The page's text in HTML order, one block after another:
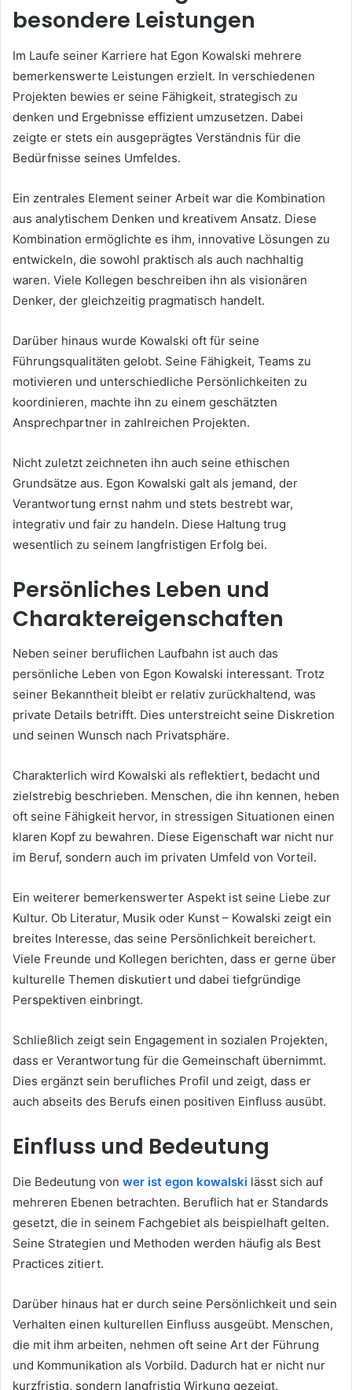
besondere Leistungen
Im Laufe seiner Karriere hat Egon Kowalski mehrere
bemerkenswerte Leistungen erzielt. In verschiedenen
Projekten bewies er seine Fähigkeit, strategisch zu
denken und Ergebnisse effizient umzusetzen. Dabei
zeigte er stets ein ausgeprägtes Verständnis für die
Bedürfnisse seines Umfeldes.
Ein zentrales Element seiner Arbeit war die Kombination
aus analytischem Denken und kreativem Ansatz. Diese
Kombination ermöglichte es ihm, innovative Lösungen zu
entwickeln, die sowohl praktisch als auch nachhaltig
waren. Viele Kollegen beschreiben ihn als visionären
Denker, der gleichzeitig pragmatisch handelt.
Darüber hinaus wurde Kowalski oft für seine
Führungsqualitäten gelobt. Seine Fähigkeit, Teams zu
motivieren und unterschiedliche Persönlichkeiten zu
koordinieren, machte ihn zu einem geschätzten
Ansprechpartner in zahlreichen Projekten.
Nicht zuletzt zeichneten ihn auch seine ethischen
Grundsätze aus. Egon Kowalski galt als jemand, der
Verantwortung ernst nahm und stets bestrebt war,
integrativ und fair zu handeln. Diese Haltung trug
wesentlich zu seinem langfristigen Erfolg bei.
Persönliches Leben und
Charaktereigenschaften
Neben seiner beruflichen Laufbahn ist auch das
persönliche Leben von Egon Kowalski interessant. Trotz
seiner Bekanntheit bleibt er relativ zurückhaltend, was
private Details betrifft. Dies unterstreicht seine Diskretion
und seinen Wunsch nach Privatsphäre.
Charakterlich wird Kowalski als reflektiert, bedacht und
zielstrebig beschrieben. Menschen, die ihn kennen, heben
oft seine Fähigkeit hervor, in stressigen Situationen einen
klaren Kopf zu bewahren. Diese Eigenschaft war nicht nur
im Beruf, sondern auch im privaten Umfeld von Vorteil.
Ein weiterer bemerkenswerter Aspekt ist seine Liebe zur
Kultur. Ob Literatur, Musik oder Kunst – Kowalski zeigt ein
breites Interesse, das seine Persönlichkeit bereichert.
Viele Freunde und Kollegen berichten, dass er gerne über
kulturelle Themen diskutiert und dabei tiefgründige
Perspektiven einbringt.
Schließlich zeigt sein Engagement in sozialen Projekten,
dass er Verantwortung für die Gemeinschaft übernimmt.
Dies ergänzt sein berufliches Profil und zeigt, dass er
auch abseits des Berufs einen positiven Einfluss ausübt.
Einfluss und Bedeutung
Die Bedeutung von wer ist egon kowalski lässt sich auf
mehreren Ebenen betrachten. Beruflich hat er Standards
gesetzt, die in seinem Fachgebiet als beispielhaft gelten.
Seine Strategien und Methoden werden häufig als Best
Practices zitiert.
Darüber hinaus hat er durch seine Persönlichkeit und sein
Verhalten einen kulturellen Einfluss ausgeübt. Menschen,
die mit ihm arbeiten, nehmen oft seine Art der Führung
und Kommunikation als Vorbild. Dadurch hat er nicht nur
kurzfristig, sondern langfristig Wirkung gezeigt.